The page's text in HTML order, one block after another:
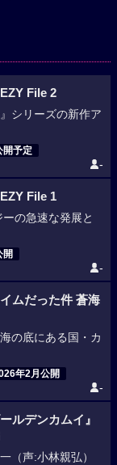
File 2
シリーズの新作ア
開予定
-
File 1
の急速な発展と
開
-
ムだった件 蒼海
の底にある国・カ
年2月公開
-
ルデンカムイ』
（声:小林親弘）